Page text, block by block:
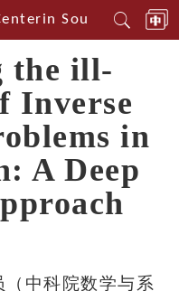
Southwest
the ill-
Inverse
in
A Deep
（中科院数学与系